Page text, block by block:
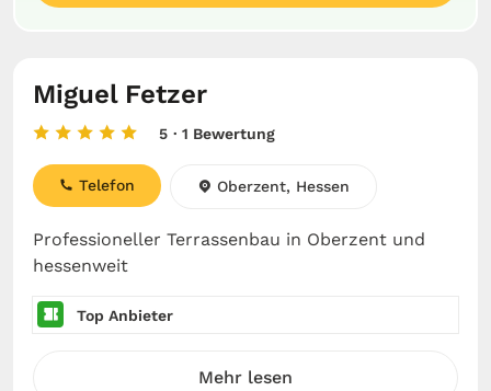
Miguel Fetzer
5 · 1 Bewertung
Professioneller Terrassenbau in Oberzent und
hessenweit
Telefon Oberzent, Hessen
Top Anbieter
Mehr lesen